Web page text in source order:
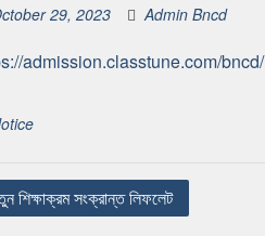
29, 2023 Admin Bncd
admission.classtune.com/bncd/
শিক্ষাক্রম সংক্রান্ত লিফলেট